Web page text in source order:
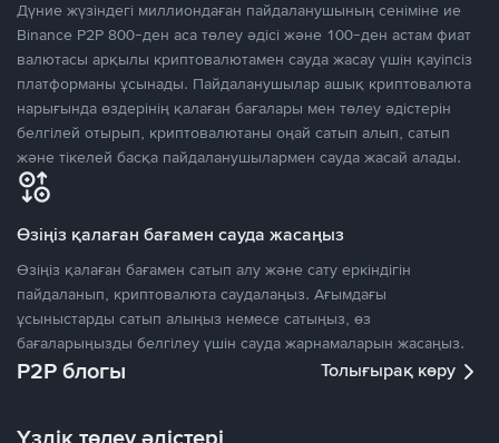
Дүние жүзіндегі миллиондаған пайдаланушының сеніміне ие
Binance P2P 800-ден аса төлеу әдісі және 100-ден астам фиат
валютасы арқылы криптовалютамен сауда жасау үшін қауіпсіз
платформаны ұсынады. Пайдаланушылар ашық криптовалюта
нарығында өздерінің қалаған бағалары мен төлеу әдістерін
белгілей отырып, криптовалютаны оңай сатып алып, сатып
және тікелей басқа пайдаланушылармен сауда жасай алады.
Өзіңіз қалаған бағамен сауда жасаңыз
Өзіңіз қалаған бағамен сатып алу және сату еркіндігін
пайдаланып, криптовалюта саудалаңыз. Ағымдағы
ұсыныстарды сатып алыңыз немесе сатыңыз, өз
бағаларыңызды белгілеу үшін сауда жарнамаларын жасаңыз.
P2P блогы Толығырақ көру